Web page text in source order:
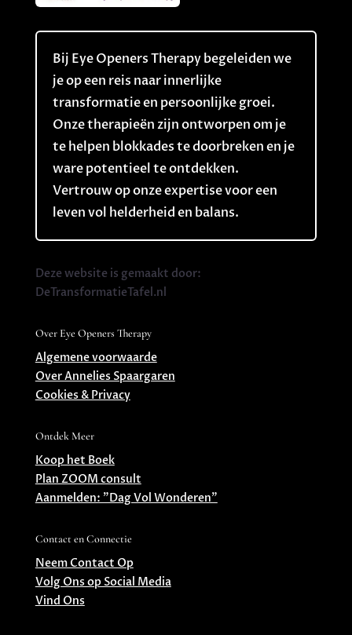
Bij Eye Openers Therapy begeleiden we
je op een reis naar innerlijke
transformatie en persoonlijke groei.
Onze therapieën zijn ontworpen om je
te helpen blokkades te doorbreken en je
ware potentieel te ontdekken.
Vertrouw op onze expertise voor een
leven vol helderheid en balans.
Deze website is gemaakt door:
DeTransformatieTafel.nl
Over Eye Openers Therapy
Algemene voorwaarde
Over Annelies Spaargaren
Cookies & Privacy
Ontdek Meer
Koop het Boek
Plan ZOOM consult
Aanmelden: ”Dag Vol Wonderen”
Contact en Connectie
Neem Contact Op
Volg Ons op Social Media
Vind Ons